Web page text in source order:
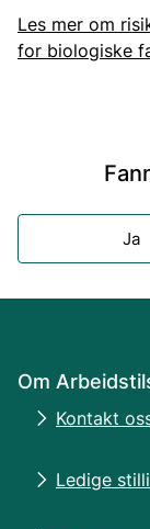
Les mer om
for biologiske
Ja
Om
Kontakt
Ledige